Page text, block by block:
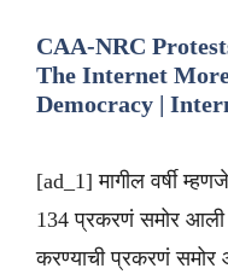
CAA-NRC
The Internet
Democracy |
[ad_1] मागील वर्षी
134 प्रकरणं समोर आली
करण्याची प्रकरणं समोर